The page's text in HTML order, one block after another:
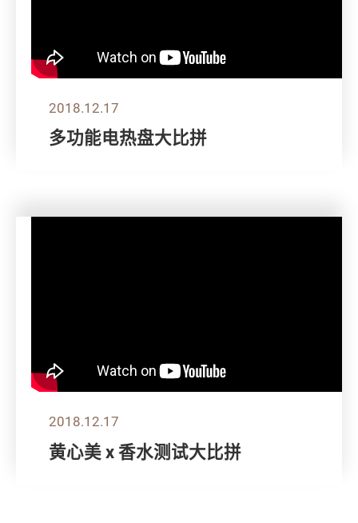
2018.12.17
多功能电热盘大比拼
2018.12.17
黄心美 x 香水测试大比拼